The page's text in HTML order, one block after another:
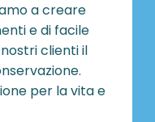
a creare
e di facile
clienti il
per la vita e